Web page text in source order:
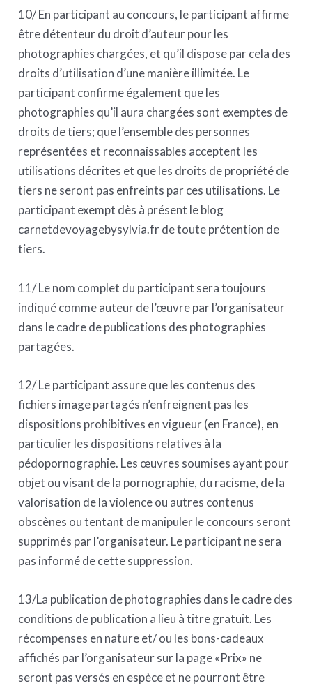
10/ En participant au concours, le participant affirme
être détenteur du droit d’auteur pour les
photographies chargées, et qu’il dispose par cela des
droits d’utilisation d’une manière illimitée. Le
participant confirme également que les
photographies qu’il aura chargées sont exemptes de
droits de tiers; que l’ensemble des personnes
représentées et reconnaissables acceptent les
utilisations décrites et que les droits de propriété de
tiers ne seront pas enfreints par ces utilisations. Le
participant exempt dès à présent le blog
carnetdevoyagebysylvia.fr de toute prétention de
tiers.
11/ Le nom complet du participant sera toujours
indiqué comme auteur de l’œuvre par l’organisateur
dans le cadre de publications des photographies
partagées.
12/ Le participant assure que les contenus des
fichiers image partagés n’enfreignent pas les
dispositions prohibitives en vigueur (en France), en
particulier les dispositions relatives à la
pédopornographie. Les œuvres soumises ayant pour
objet ou visant de la pornographie, du racisme, de la
valorisation de la violence ou autres contenus
obscènes ou tentant de manipuler le concours seront
supprimés par l’organisateur. Le participant ne sera
pas informé de cette suppression.
13/La publication de photographies dans le cadre des
conditions de publication a lieu à titre gratuit. Les
récompenses en nature et/ ou les bons-cadeaux
affichés par l’organisateur sur la page «Prix» ne
seront pas versés en espèce et ne pourront être